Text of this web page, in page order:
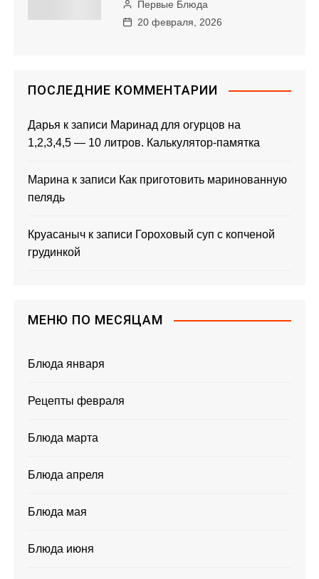
Первые Блюда
20 февраля, 2026
ПОСЛЕДНИЕ КОММЕНТАРИИ
Дарья к записи Маринад для огурцов на
1,2,3,4,5 — 10 литров. Калькулятор-памятка
Марина к записи Как приготовить маринованную
пелядь
Круасаныч к записи Гороховый суп с копченой
грудинкой
МЕНЮ ПО МЕСЯЦАМ
Блюда января
Рецепты февраля
Блюда марта
Блюда апреля
Блюда мая
Блюда июня